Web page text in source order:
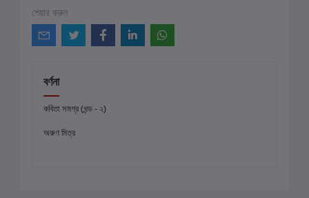
শেয়ার করুন
বর্ণনা
কবিতা সমগ্র (খন্ড - ২)
অরুণ মিত্র